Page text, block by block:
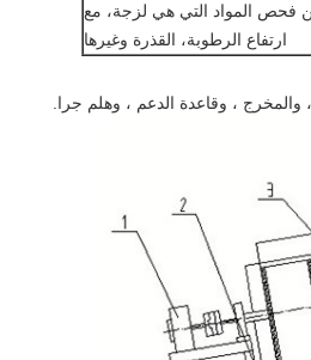
فحص المواد التي هي لزجة، مع
ارتفاع الرطوبة، القذرة وغيرها
، وقاعدة الدعم ، وهلم جرا.